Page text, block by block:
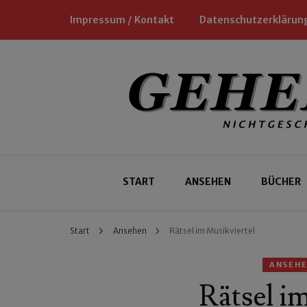
Impressum / Kontakt
START ANSEHEN BÜCHER
Start Ansehen Rätsel im Musikviertel
Rätsel